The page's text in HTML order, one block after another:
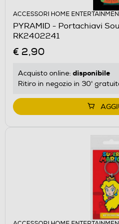
ACCESSORI HOME
PYRAMID - Portachiavi
RK2402241
€ 2,90
Acquisto online: disponibile
Ritiro in negozio in 30'